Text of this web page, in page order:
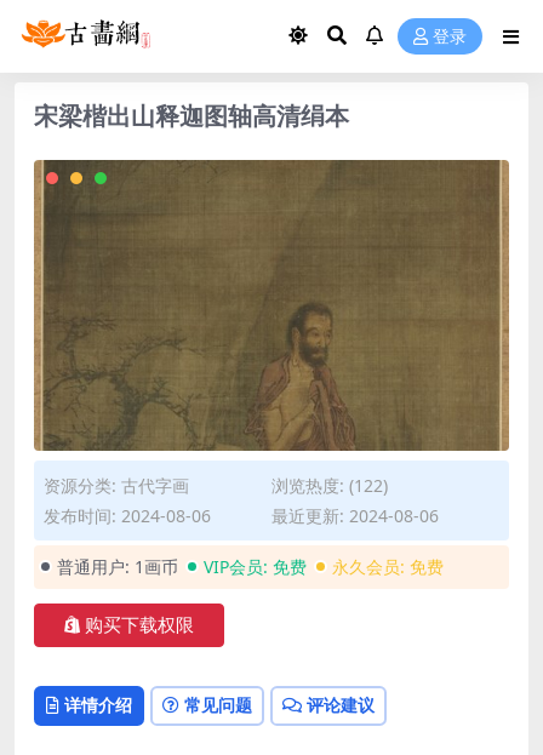
登录
宋梁楷出山释迦图轴高清绢本
资源分类: 古代字画
浏览热度: (122)
发布时间: 2024-08-06
最近更新: 2024-08-06
普通用户: 1画币 VIP会员: 免费 永久会员: 免费
购买下载权限
详情介绍 常见问题 评论建议